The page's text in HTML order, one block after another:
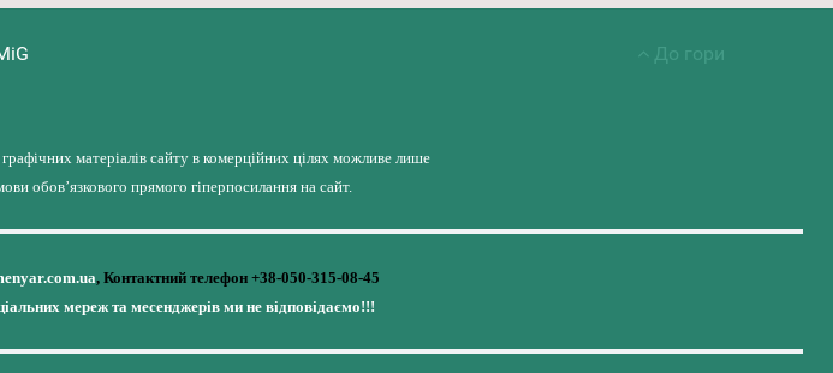
До гори
матеріалів сайту в комерційних цілях можливе лише
обов’язкового прямого гіперпосилання на сайт.
, Контактний телефон +38-050-315-08-45
мереж та месенджерів ми не відповідаємо!!!